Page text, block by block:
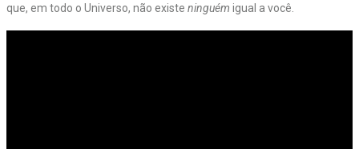
que, em todo o Universo, não existe ninguém igual a você.